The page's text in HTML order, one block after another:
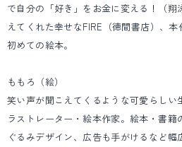
で自分の「好き」をお金に変える！（翔
えてくれた幸せなFIRE（徳間書店）、
初めての絵本。
ももろ（絵）
笑い声が聞こえてくるような可愛らしい
ラストレーター・絵本作家。絵本・書
ぐるみデザイン、広告も手がけるなど幅